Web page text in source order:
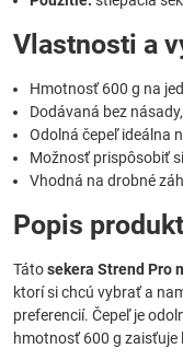
Vlastnosti a
Hmotnosť 600 g na
Dodávaná bez
Odolná čepeľ ideálna
Možnosť prispôsobiť
Vhodná na drobné
Popis
Tátosekera Strend Pro
ktorí si chcú vybrať a
preferencií. Čepeľ je
hmotnosť 600 g